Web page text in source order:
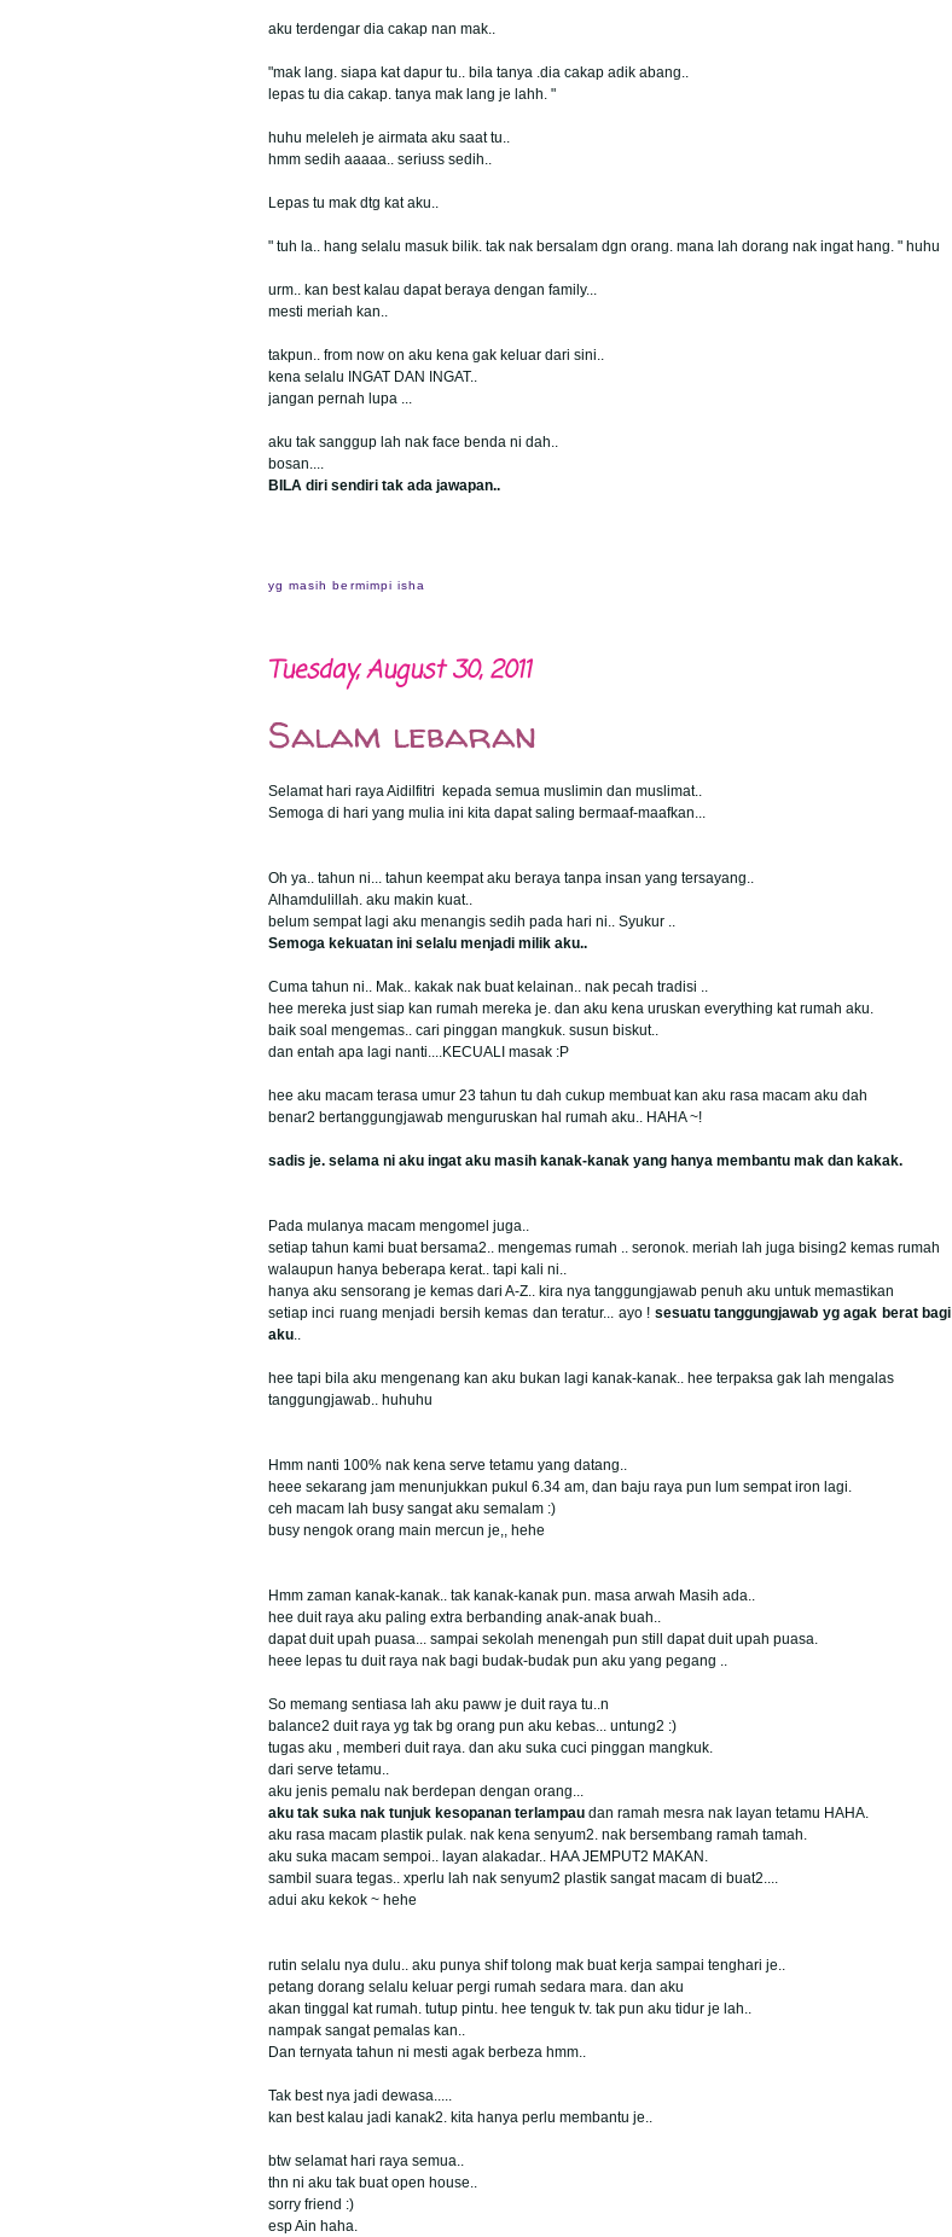
aku terdengar dia cakap nan mak..
"mak lang. siapa kat dapur tu.. bila tanya .dia cakap adik abang..
lepas tu dia cakap. tanya mak lang je lahh. "
huhu meleleh je airmata aku saat tu..
hmm sedih aaaaa.. seriuss sedih..
Lepas tu mak dtg kat aku..
" tuh la.. hang selalu masuk bilik. tak nak bersalam dgn orang. mana lah dorang nak ingat hang. " huhu
urm.. kan best kalau dapat beraya dengan family...
mesti meriah kan..
takpun.. from now on aku kena gak keluar dari sini..
kena selalu INGAT DAN INGAT..
jangan pernah lupa ...
aku tak sanggup lah nak face benda ni dah..
bosan....
BILA diri sendiri tak ada jawapan..
yg masih bermimpi isha
Tuesday, August 30, 2011
Salam lebaran
Selamat hari raya Aidilfitri kepada semua muslimin dan muslimat..
Semoga di hari yang mulia ini kita dapat saling bermaaf-maafkan...
Oh ya.. tahun ni... tahun keempat aku beraya tanpa insan yang tersayang..
Alhamdulillah. aku makin kuat..
belum sempat lagi aku menangis sedih pada hari ni.. Syukur ..
Semoga kekuatan ini selalu menjadi milik aku..
Cuma tahun ni.. Mak.. kakak nak buat kelainan.. nak pecah tradisi ..
hee mereka just siap kan rumah mereka je. dan aku kena uruskan everything kat rumah aku.
baik soal mengemas.. cari pinggan mangkuk. susun biskut..
dan entah apa lagi nanti....KECUALI masak :P
hee aku macam terasa umur 23 tahun tu dah cukup membuat kan aku rasa macam aku dah
benar2 bertanggungjawab menguruskan hal rumah aku.. HAHA ~!
sadis je. selama ni aku ingat aku masih kanak-kanak yang hanya membantu mak dan kakak.
Pada mulanya macam mengomel juga..
setiap tahun kami buat bersama2.. mengemas rumah .. seronok. meriah lah juga bising2 kemas rumah
walaupun hanya beberapa kerat.. tapi kali ni..
hanya aku sensorang je kemas dari A-Z.. kira nya tanggungjawab penuh aku untuk memastikan
setiap inci ruang menjadi bersih kemas dan teratur... ayo ! sesuatu tanggungjawab yg agak berat bagi
aku
hee tapi bila aku mengenang kan aku bukan lagi kanak-kanak.. hee terpaksa gak lah mengalas
tanggungjawab.. huhuhu
Hmm nanti 100% nak kena serve tetamu yang datang..
heee sekarang jam menunjukkan pukul 6.34 am, dan baju raya pun lum sempat iron lagi.
ceh macam lah busy sangat aku semalam :)
busy nengok orang main mercun je,, hehe
Hmm zaman kanak-kanak.. tak kanak-kanak pun. masa arwah Masih ada..
hee duit raya aku paling extra berbanding anak-anak buah..
dapat duit upah puasa... sampai sekolah menengah pun still dapat duit upah puasa.
heee lepas tu duit raya nak bagi budak-budak pun aku yang pegang ..
So memang sentiasa lah aku paww je duit raya tu..n
balance2 duit raya yg tak bg orang pun aku kebas... untung2 :)
tugas aku , memberi duit raya. dan aku suka cuci pinggan mangkuk.
dari serve tetamu..
aku jenis pemalu nak berdepan dengan orang...
aku tak suka nak tunjuk kesopanan terlampau dan ramah mesra nak layan tetamu HAHA.
aku rasa macam plastik pulak. nak kena senyum2. nak bersembang ramah tamah.
aku suka macam sempoi.. layan alakadar.. HAA JEMPUT2 MAKAN.
sambil suara tegas.. xperlu lah nak senyum2 plastik sangat macam di buat2....
adui aku kekok ~ hehe
rutin selalu nya dulu.. aku punya shif tolong mak buat kerja sampai tenghari je..
petang dorang selalu keluar pergi rumah sedara mara. dan aku
akan tinggal kat rumah. tutup pintu. hee tenguk tv. tak pun aku tidur je lah..
nampak sangat pemalas kan..
Dan ternyata tahun ni mesti agak berbeza hmm..
Tak best nya jadi dewasa.....
kan best kalau jadi kanak2. kita hanya perlu membantu je..
btw selamat hari raya semua..
thn ni aku tak buat open house..
sorry friend :)
esp Ain haha.